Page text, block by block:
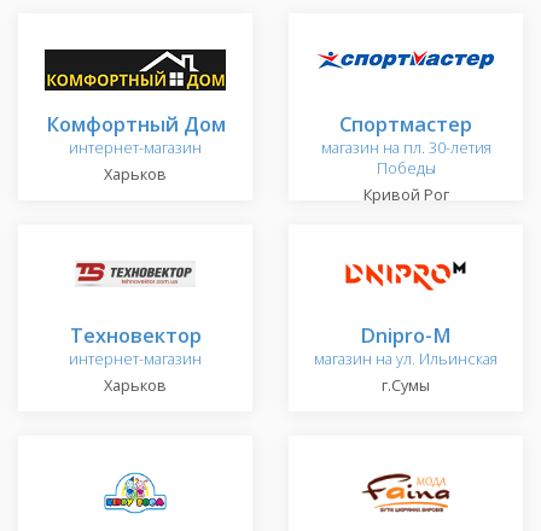
Комфортный Дом
интернет-магазин
Харьков
Спортмастер
магазин на пл. 30-летия
Победы
Кривой Рог
Техновектор
интернет-магазин
Харьков
Dnipro-M
магазин на ул. Ильинская
г.Сумы